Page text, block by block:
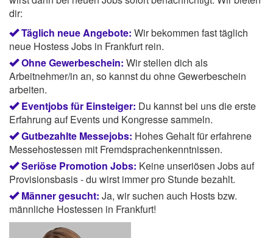
dir:
Täglich neue Angebote: Wir bekommen fast täglich
neue Hostess Jobs in Frankfurt rein.
Ohne Gewerbeschein: Wir stellen dich als
Arbeitnehmer/in an, so kannst du ohne Gewerbeschein
arbeiten.
Eventjobs für Einsteiger: Du kannst bei uns die erste
Erfahrung auf Events und Kongresse sammeln.
Gutbezahlte Messejobs: Hohes Gehalt für erfahrene
Messehostessen mit Fremdsprachenkenntnissen.
Seriöse Promotion Jobs: Keine unseriösen Jobs auf
Provisionsbasis - du wirst immer pro Stunde bezahlt.
Männer gesucht: Ja, wir suchen auch Hosts bzw.
männliche Hostessen in Frankfurt!